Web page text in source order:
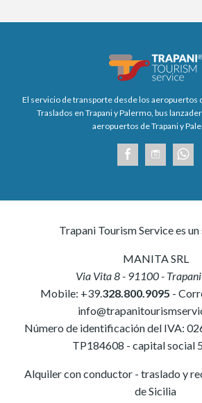
El servicio de transporte desde los aeropuertos
Traslados en Trapani y Palermo, bus
aeropuertos de Trapani y
Trapani Tourism Service es
MANITA SRL
Via Vita 8- 91100- Trapani
Mobile: +39.328.800.9095 -
Número de identificación del IVA:
TP184608 - capital social
Alquiler con conductor - traslado y
de Sicilia